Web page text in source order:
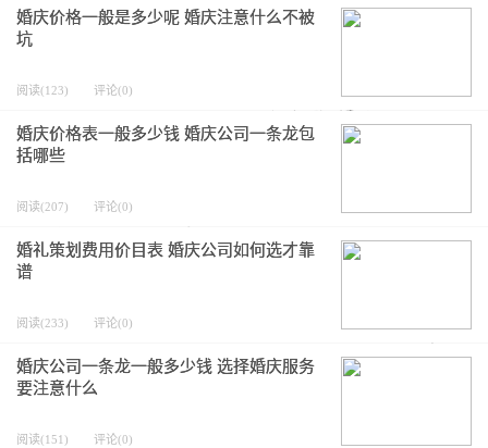
婚庆价格一般是多少呢 婚庆注意什么不被
坑
阅读(123) 评论(0)
婚庆价格表一般多少钱 婚庆公司一条龙包
括哪些
阅读(207) 评论(0)
婚礼策划费用价目表 婚庆公司如何选才靠
谱
阅读(233) 评论(0)
婚庆公司一条龙一般多少钱 选择婚庆服务
要注意什么
阅读(151) 评论(0)